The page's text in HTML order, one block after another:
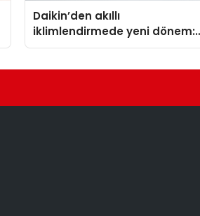
Daikin’den akıllı
iklimlendirmede yeni dönem:
Madoka Plus Türkiye’de